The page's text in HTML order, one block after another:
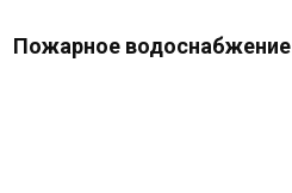
Пожарное водоснабжение